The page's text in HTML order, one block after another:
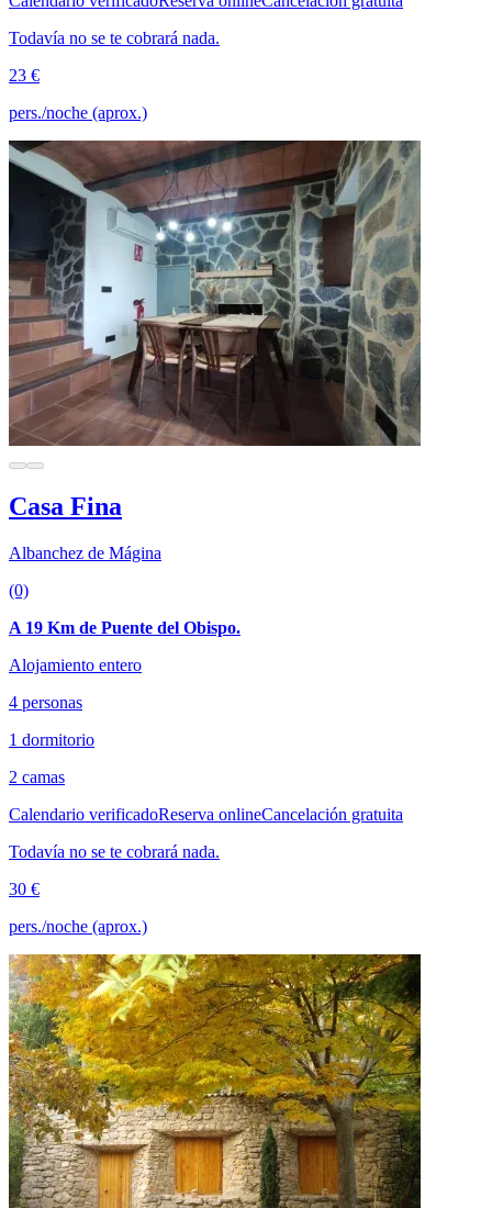
Todavía no se te cobrará nada.
23 €
pers./noche (aprox.)
Casa Fina
Albanchez de Mágina
(0)
A 19 Km de Puente del Obispo.
Alojamiento entero
4 personas
1 dormitorio
2 camas
Calendario verificadoReserva onlineCancelación gratuita
Todavía no se te cobrará nada.
30 €
pers./noche (aprox.)